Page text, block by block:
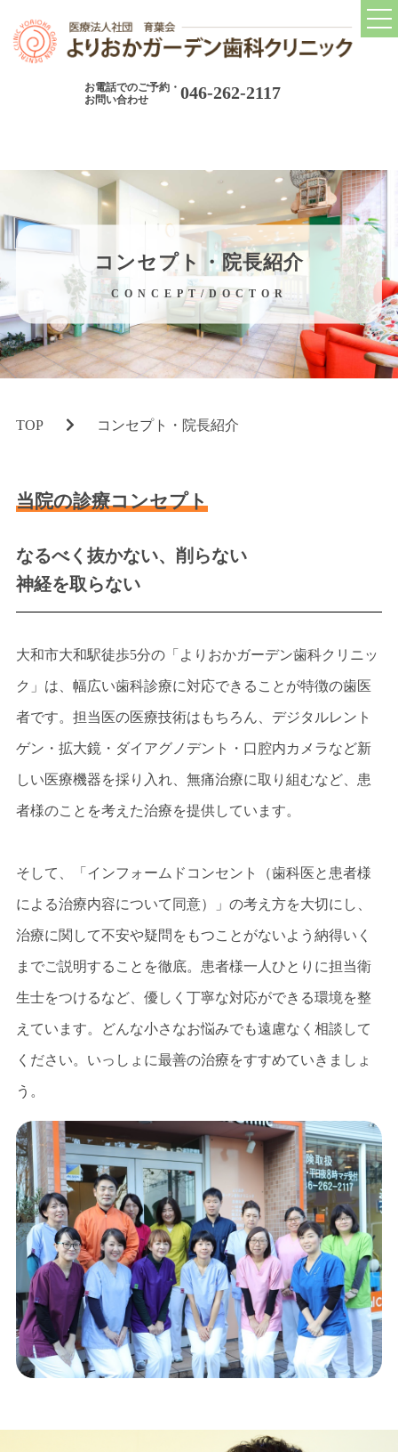
トップ
TOP
当院について
院内ツアー
当院の取り組み
コロナウィルス対策
診療科目
定期検診とメインテナンス
銀歯を白く美しい歯に
矯正歯科
歯周病治療
マタニティ歯科
虫歯の治療
レーザー治療
入れ歯
インプラント
お知らせ
NEWS
ブログ
お電話でのご予約・
お問い合わせ
046-262-2117
コンセプト・院長紹介
CONCEPT/DOCTOR
TOP コンセプト・院長紹介
当院の診療コンセプト
なるべく抜かない、削らない
神経を取らない
大和市大和駅徒歩5分の「よりおかガーデン歯科クリニッ
ク」は、幅広い歯科診療に対応できることが特徴の歯医
者です。担当医の医療技術はもちろん、デジタルレント
ゲン・拡大鏡・ダイアグノデント・口腔内カメラなど新
しい医療機器を採り入れ、無痛治療に取り組むなど、患
者様のことを考えた治療を提供しています。
そして、「インフォームドコンセント（歯科医と患者様
による治療内容について同意）」の考え方を大切にし、
治療に関して不安や疑問をもつことがないよう納得いく
までご説明することを徹底。患者様一人ひとりに担当衛
生士をつけるなど、優しく丁寧な対応ができる環境を整
えています。どんな小さなお悩みでも遠慮なく相談して
ください。いっしょに最善の治療をすすめていきましょ
う。